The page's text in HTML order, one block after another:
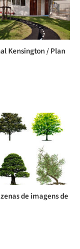
Kensington / Plan
de imagens de